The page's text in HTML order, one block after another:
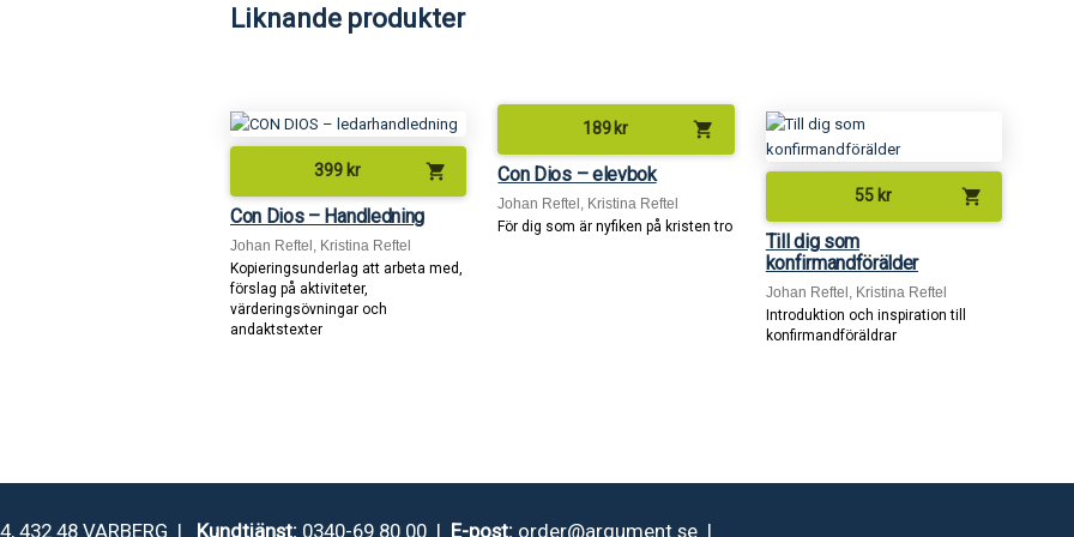
Liknande produkter
399 kr shopping_cart
Con Dios – Handledning
Johan Reftel, Kristina Reftel
Kopieringsunderlag att arbeta med,
förslag på aktiviteter,
värderingsövningar och
andaktstexter
189 kr shopping_cart
Con Dios – elevbok
Johan Reftel, Kristina Reftel
För dig som är nyfiken på kristen tro
55 kr shopping_cart
Till dig som
konfirmandförälder
Johan Reftel, Kristina Reftel
Introduktion och inspiration till
konfirmandföräldrar
432 48 VARBERG | Kundtjänst:0340-69 80 00 | E-post: order@argument.se|